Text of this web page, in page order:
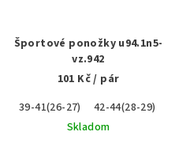
Športové ponožky u94.1n5-
vz.942
101 Kč/ pár
39-41(26-27)
42-44(28-29)
Skladom